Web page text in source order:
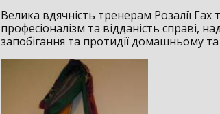
Велика вдячність тренерам Розалії Гах
професіоналізм та відданість справі,
запобігання та протидії домашньому